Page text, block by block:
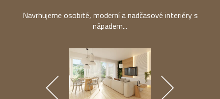
Navrhujeme osobité, moderní a nadčasové interiéry s
nápadem...